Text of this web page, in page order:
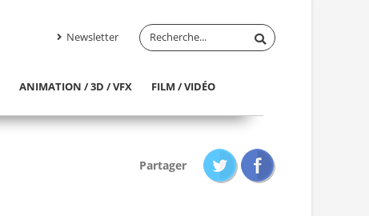
Newsletter
ANIMATION / 3D / VFX FILM / VIDÉO
Partager